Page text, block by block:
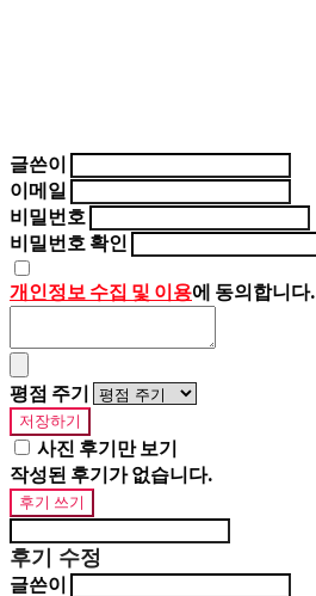
글쓴이
이메일
비밀번호
비밀번호 확인
개인정보 수집 및 이용에 동의합니다.
평점 주기
저장하기
사진 후기만 보기
작성된 후기가 없습니다.
후기 쓰기
후기 수정
글쓴이